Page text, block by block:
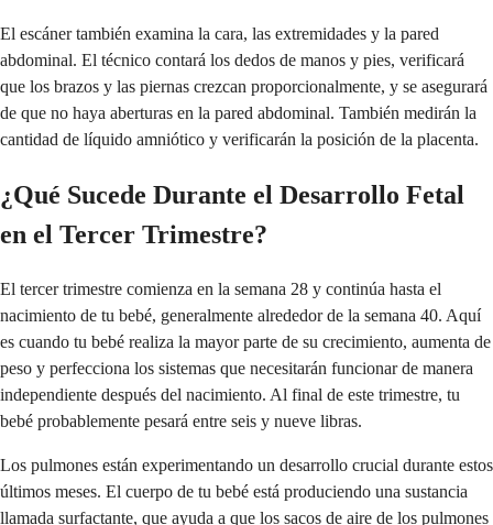
El escáner también examina la cara, las extremidades y la pared
abdominal. El técnico contará los dedos de manos y pies, verificará
que los brazos y las piernas crezcan proporcionalmente, y se asegurará
de que no haya aberturas en la pared abdominal. También medirán la
cantidad de líquido amniótico y verificarán la posición de la placenta.
¿Qué Sucede Durante el Desarrollo Fetal
en el Tercer Trimestre?
El tercer trimestre comienza en la semana 28 y continúa hasta el
nacimiento de tu bebé, generalmente alrededor de la semana 40. Aquí
es cuando tu bebé realiza la mayor parte de su crecimiento, aumenta de
peso y perfecciona los sistemas que necesitarán funcionar de manera
independiente después del nacimiento. Al final de este trimestre, tu
bebé probablemente pesará entre seis y nueve libras.
Los pulmones están experimentando un desarrollo crucial durante estos
últimos meses. El cuerpo de tu bebé está produciendo una sustancia
llamada surfactante, que ayuda a que los sacos de aire de los pulmones